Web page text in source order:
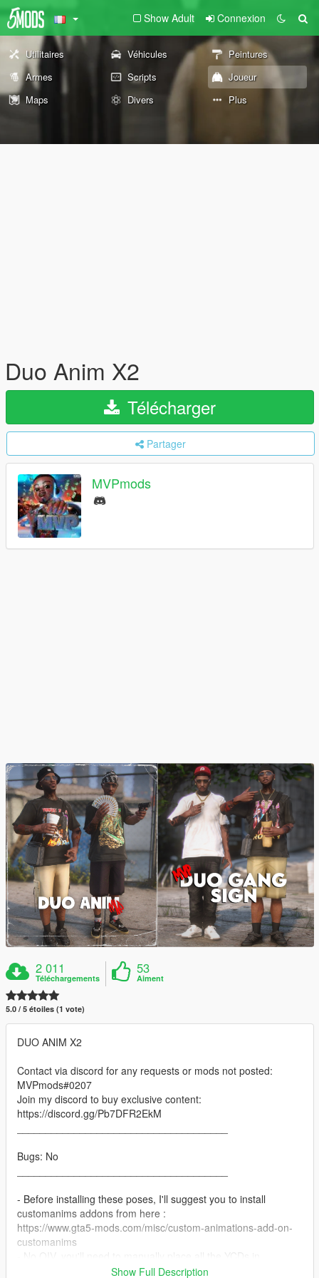
Show Adult Connexion
Utilitaires Véhicules
Peintures
Armes
Scripts
Joueur
Maps
Divers Plus
Duo Anim X2
Télécharger
Partager
MVPmods
2 011
Téléchargements
53
Aiment
5.0 / 5 étoiles (1 vote)
DUO ANIM X2
Contact via discord for any requests or mods not posted:
MVPmods#0207
Join my discord to buy exclusive content:
https://discord.gg/Pb7DFR2EkM
Bugs: No
- Before installing these poses, I'll suggest you to install
customanims addons from here :
https://www.gta5-mods.com/misc/custom-animations-add-on-
customanims
dlcpacks/customanims/dlc.rpf/x64/anims/ingame/clip_amb@.rp
Show Full Description